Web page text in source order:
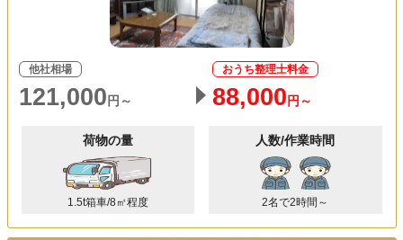
他社相場
121,000 円～
おうち整理士料金
88,000 円～
荷物の量
1.5t箱車/8㎥程度
人数/作業時間
2名で2時間～